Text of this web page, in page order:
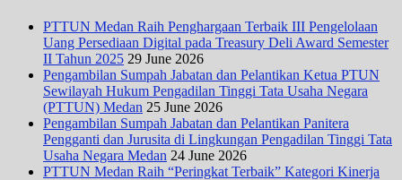
PTTUN Medan Raih Penghargaan Terbaik III Pengelolaan
Uang Persediaan Digital pada Treasury Deli Award Semester
II Tahun 2025 29 June 2026
Pengambilan Sumpah Jabatan dan Pelantikan Ketua PTUN
Sewilayah Hukum Pengadilan Tinggi Tata Usaha Negara
(PTTUN) Medan 25 June 2026
Pengambilan Sumpah Jabatan dan Pelantikan Panitera
Pengganti dan Jurusita di Lingkungan Pengadilan Tinggi Tata
Usaha Negara Medan 24 June 2026
PTTUN Medan Raih “Peringkat Terbaik” Kategori Kinerja